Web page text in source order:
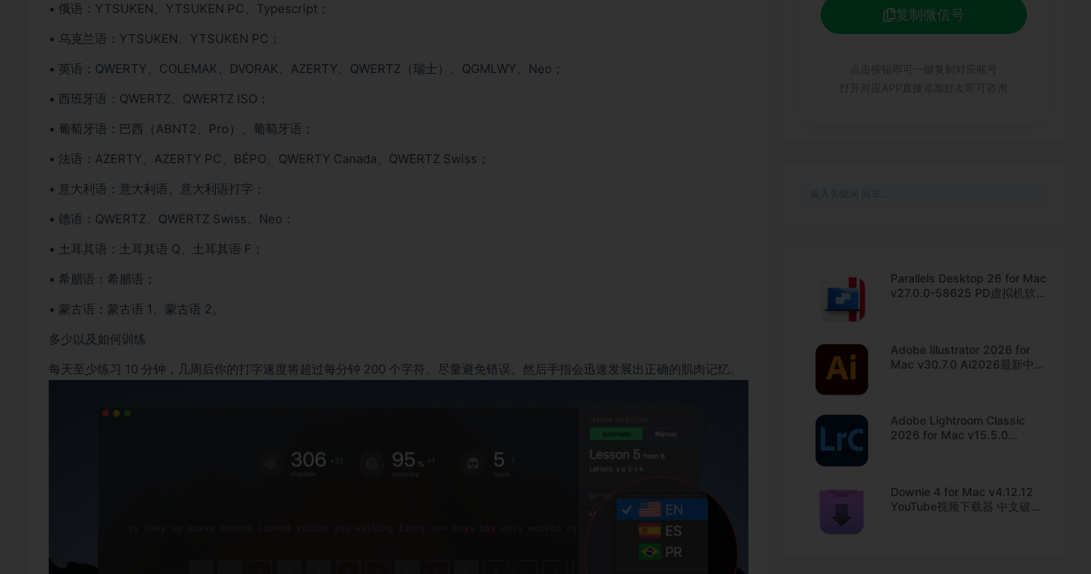
• 俄语：YTSUKEN、YTSUKEN PC、Typescript；
• 乌克兰语：YTSUKEN、YTSUKEN PC；
• 英语：QWERTY、COLEMAK、DVORAK、AZERTY、QWERTZ（瑞士）、QGMLWY、Neo；
• 西班牙语：QWERTZ、QWERTZ ISO；
• 葡萄牙语：巴西（ABNT2、Pro）、葡萄牙语；
• 法语：AZERTY、AZERTY PC、BÉPO、QWERTY Canada、QWERTZ Swiss；
• 意大利语：意大利语、意大利语打字；
• 德语：QWERTZ、QWERTZ Swiss、Neo；
• 土耳其语：土耳其语 Q、土耳其语 F；
• 希腊语：希腊语；
• 蒙古语：蒙古语 1、蒙古语 2。
多少以及如何训练
每天至少练习 10 分钟，几周后你的打字速度将超过每分钟 200 个字符。尽量避免错误。然后手指会迅速发展出正确的肌肉记忆。
复制微信号
Parallels Desktop 26 for Mac
v27.0.0-58625 PD虚拟机软
Adobe Illustrator 2026 for
Mac v30.7.0 Ai2026最新中文
Adobe Lightroom Classic
2026 for Mac v15.5.0
Downie 4 for Mac v4.12.12
YouTube视频下载器 中文破解